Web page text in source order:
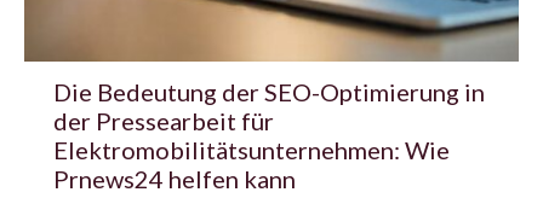
Die Bedeutung der SEO-Optimierung in
der Pressearbeit für
Elektromobilitätsunternehmen: Wie
Prnews24 helfen kann